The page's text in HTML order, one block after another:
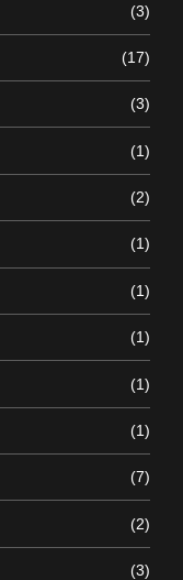
(3)
(17)
(3)
(1)
(2)
(1)
(1)
(1)
(1)
(1)
(7)
(2)
(3)